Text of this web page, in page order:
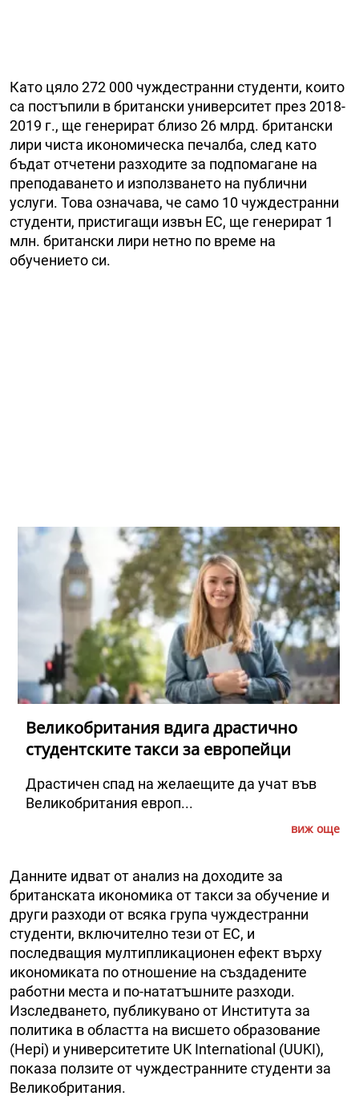
Като цяло 272 000 чуждестранни студенти, които
са постъпили в британски университет през 2018-
2019 г., ще генерират близо 26 млрд. британски
лири чиста икономическа печалба, след като
бъдат отчетени разходите за подпомагане на
преподаването и използването на публични
услуги. Това означава, че само 10 чуждестранни
студенти, пристигащи извън ЕС, ще генерират 1
млн. британски лири нетно по време на
обучението си.
Великобритания вдига драстично
студентските такси за европейци
Драстичен спад на желаещите да учат във
Великобритания европ...
виж още
Данните идват от анализ на доходите за
британската икономика от такси за обучение и
други разходи от всяка група чуждестранни
студенти, включително тези от ЕС, и
последващия мултипликационен ефект върху
икономиката по отношение на създадените
работни места и по-нататъшните разходи.
Изследването, публикувано от Института за
политика в областта на висшето образование
(Hepi) и университетите UK International (UUKI),
показа ползите от чуждестранните студенти за
Великобритания.